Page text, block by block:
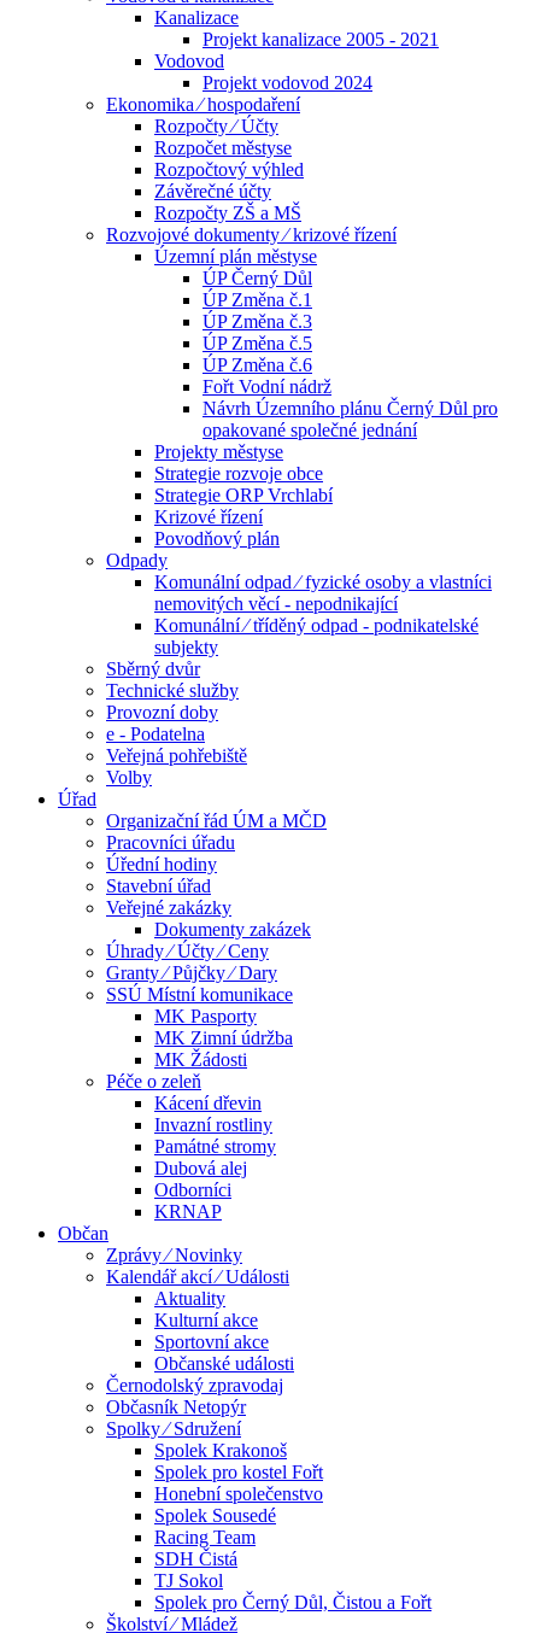
Kanalizace
Projekt kanalizace 2005 - 2021
Vodovod
Projekt vodovod 2024
Ekonomika ⁄ hospodaření
Rozpočty ⁄ Účty
Rozpočet městyse
Rozpočtový výhled
Závěrečné účty
Rozpočty ZŠ a MŠ
Rozvojové dokumenty ⁄ krizové řízení
Územní plán městyse
ÚP Černý Důl
ÚP Změna č.1
ÚP Změna č.3
ÚP Změna č.5
ÚP Změna č.6
Fořt Vodní nádrž
Návrh Územního plánu Černý Důl pro
opakované společné jednání
Projekty městyse
Strategie rozvoje obce
Strategie ORP Vrchlabí
Krizové řízení
Povodňový plán
Odpady
Komunální odpad ⁄ fyzické osoby a vlastníci
nemovitých věcí - nepodnikající
Komunální ⁄ tříděný odpad - podnikatelské
subjekty
Sběrný dvůr
Technické služby
Provozní doby
e - Podatelna
Veřejná pohřebiště
Volby
Úřad
Organizační řád ÚM a MČD
Pracovníci úřadu
Úřední hodiny
Stavební úřad
Veřejné zakázky
Dokumenty zakázek
Úhrady ⁄ Účty ⁄ Ceny
Granty ⁄ Půjčky ⁄ Dary
SSÚ Místní komunikace
MK Pasporty
MK Zimní údržba
MK Žádosti
Péče o zeleň
Kácení dřevin
Invazní rostliny
Památné stromy
Dubová alej
Odborníci
KRNAP
Občan
Zprávy ⁄ Novinky
Kalendář akcí ⁄ Události
Aktuality
Kulturní akce
Sportovní akce
Občanské události
Černodolský zpravodaj
Občasník Netopýr
Spolky ⁄ Sdružení
Spolek Krakonoš
Spolek pro kostel Fořt
Honební společenstvo
Spolek Sousedé
Racing Team
SDH Čistá
TJ Sokol
Spolek pro Černý Důl, Čistou a Fořt
Školství ⁄ Mládež